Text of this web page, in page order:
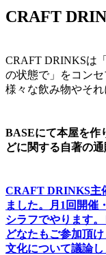
ビ
ー
シ
ョ
CRAFT
CRAFT DRINKSは
の状態で」をコン
様々な飲み物やそ
BASEにて本屋を作
どに関する自著の
CRAFT DRINKS主
ました。
月1回開催
シラフでやります。
どなたもご参加頂
文化について議論